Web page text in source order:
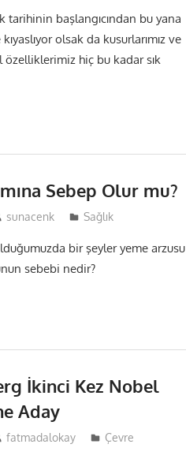
tarihinin başlangıcından bu yana
olsak da kusurlarımız ve
özelliklerimiz hiç bu kadar sık
Sebep Olur mu?
sunacenk Sağlık
bir şeyler yeme arzusu
sebebi nedir?
İkinci Kez Nobel
Aday
fatmadalokay Çevre